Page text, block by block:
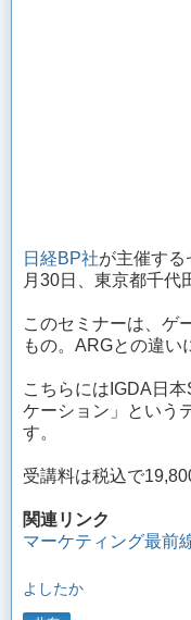
日経BP社が主催する
月30日、東京都千代
このセミナーは、ゲ
もの。ARGとの違い
こちらにはIGDA日
ケーション」という
す。
受講料は税込で
関連リンク
マーケティング最前
よしたか